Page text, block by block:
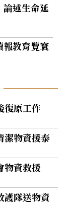
述生命延
報教育覽寰
復原工作
物資援泰
物資救援
隊送物資